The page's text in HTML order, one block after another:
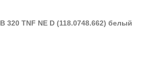
320 TNF NE D (118.0748.662) белый